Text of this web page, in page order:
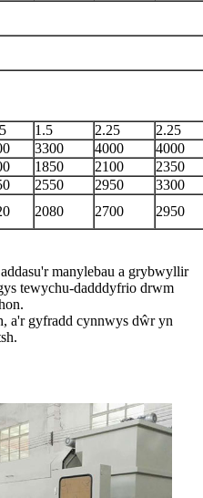
1.5 2.25
2.25
3300 4000
4000
1850 2100
2350
2550 2950
3300
2080 2700 2950
manylebau a grybwyllir
tewychu-dadddyfrio drwm
a'r gyfradd cynnwys dŵr yn